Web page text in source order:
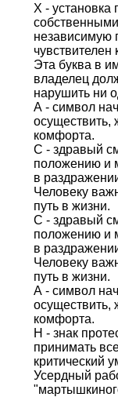
Х - установка
независимую
чувствителен
Эта буква в
владелец
нарушить ни
А - символ
осуществить,
комфорта.
С - здравый
положению и
в
Человеку
путь в жизни.
С - здравый
положению и
в
Человеку
путь в жизни.
А - символ
осуществить,
комфорта.
Н - знак
принимать
критический
Усердный